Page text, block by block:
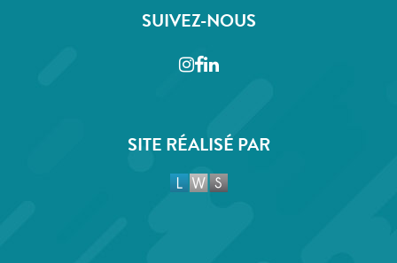
SUIVEZ-NOUS
Instagram
Facebook
LinkedIn
SITE RÉALISÉ PAR